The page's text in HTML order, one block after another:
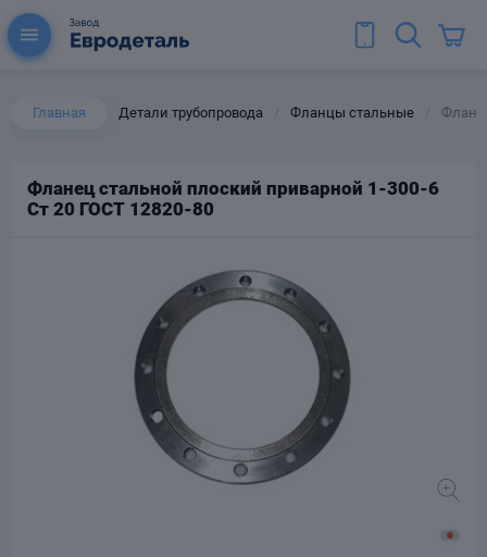
Главная Детали трубопровода Фланцы стальные
Фланец стальной плоский приварной 1-300-6
Cт 20 ГОСТ 12820-80
для труб
Тройники стальные